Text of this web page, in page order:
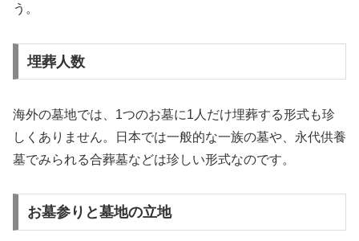
う。
埋葬人数
海外の墓地では、1つのお墓に1人だけ埋葬する形式も珍
しくありません。日本では一般的な一族の墓や、永代供養
墓でみられる合葬墓などは珍しい形式なのです。
お墓参りと墓地の立地